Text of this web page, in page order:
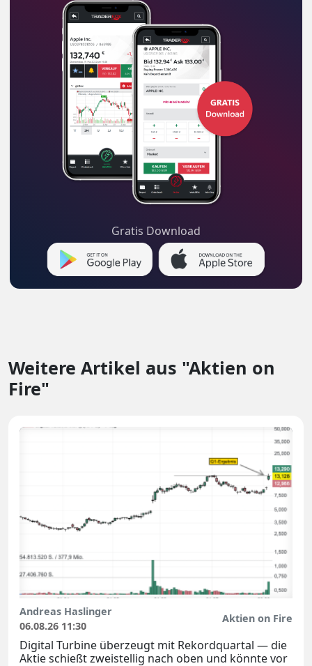
Gratis Download
Weitere Artikel aus "Aktien on
Fire"
Andreas Haslinger
06.08.26 11:30
Aktien on Fire
Digital Turbine überzeugt mit Rekordquartal — die
Aktie schießt zweistellig nach oben und könnte vor